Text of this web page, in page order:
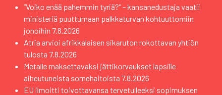
”Voiko enää pahemmin tyriä?” – kansanedustaja vaatii
ministeriä puuttumaan palkkaturvan kohtuuttomiin
jonoihin 7.8.2026
Atria arvioi afrikkalaisen sikaruton rokottavan yhtiön
tulosta 7.8.2026
Metalle maksettavaksi jättikorvaukset lapsille
aiheutuneista somehaitoista 7.8.2026
EU ilmoitti toivottavansa tervetulleeksi sopimuksen